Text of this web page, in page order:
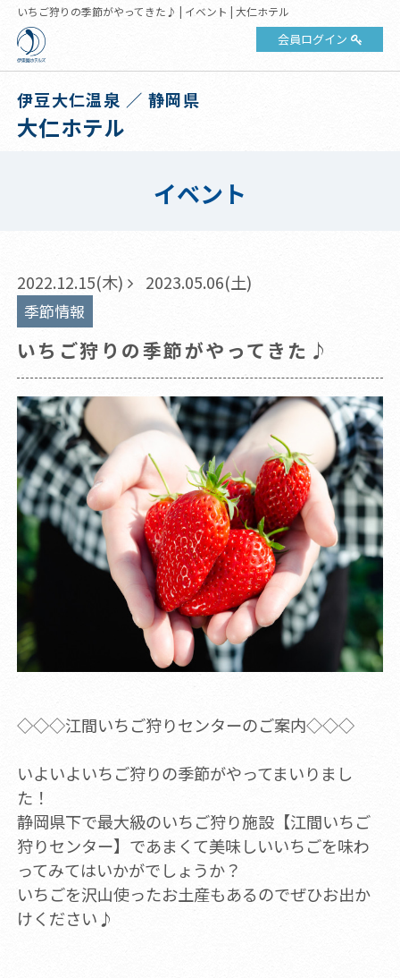
いちご狩りの季節がやってきた♪ | イベント | 大仁ホテル
会員ログイン
伊豆大仁温泉 ／ 静岡県
大仁ホテル
イベント
2022.12.15(木) 2023.05.06(土)
季節情報
いちご狩りの季節がやってきた♪
◇◇◇江間いちご狩りセンターのご案内◇◇◇
いよいよいちご狩りの季節がやってまいりまし
た！
静岡県下で最大級のいちご狩り施設【江間いちご
狩りセンター】であまくて美味しいいちごを味わ
ってみてはいかがでしょうか？
いちごを沢山使ったお土産もあるのでぜひお出か
けください♪